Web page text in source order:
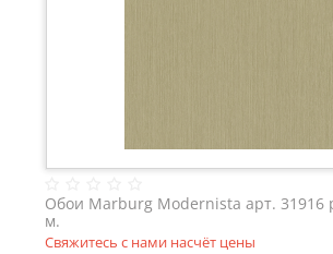
Обои Marburg Modernista арт. 31916
м.
Свяжитесь с нами насчёт цены